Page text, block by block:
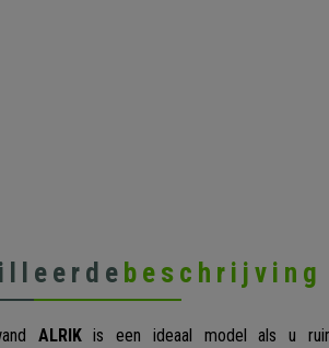
beschrijving
ALRIKis een ideaal model als u